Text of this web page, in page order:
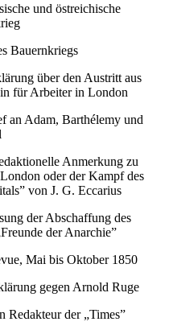
und östreichische
Bauernkriegs
über den Austritt aus
für Arbeiter in London
an Adam, Barthélemy und
Anmerkung zu
oder der Kampf des
von J. G. Eccarius
der Abschaffung des
der Anarchie”
Mai bis Oktober 1850
gegen Arnold Ruge
Redakteur der „Times”